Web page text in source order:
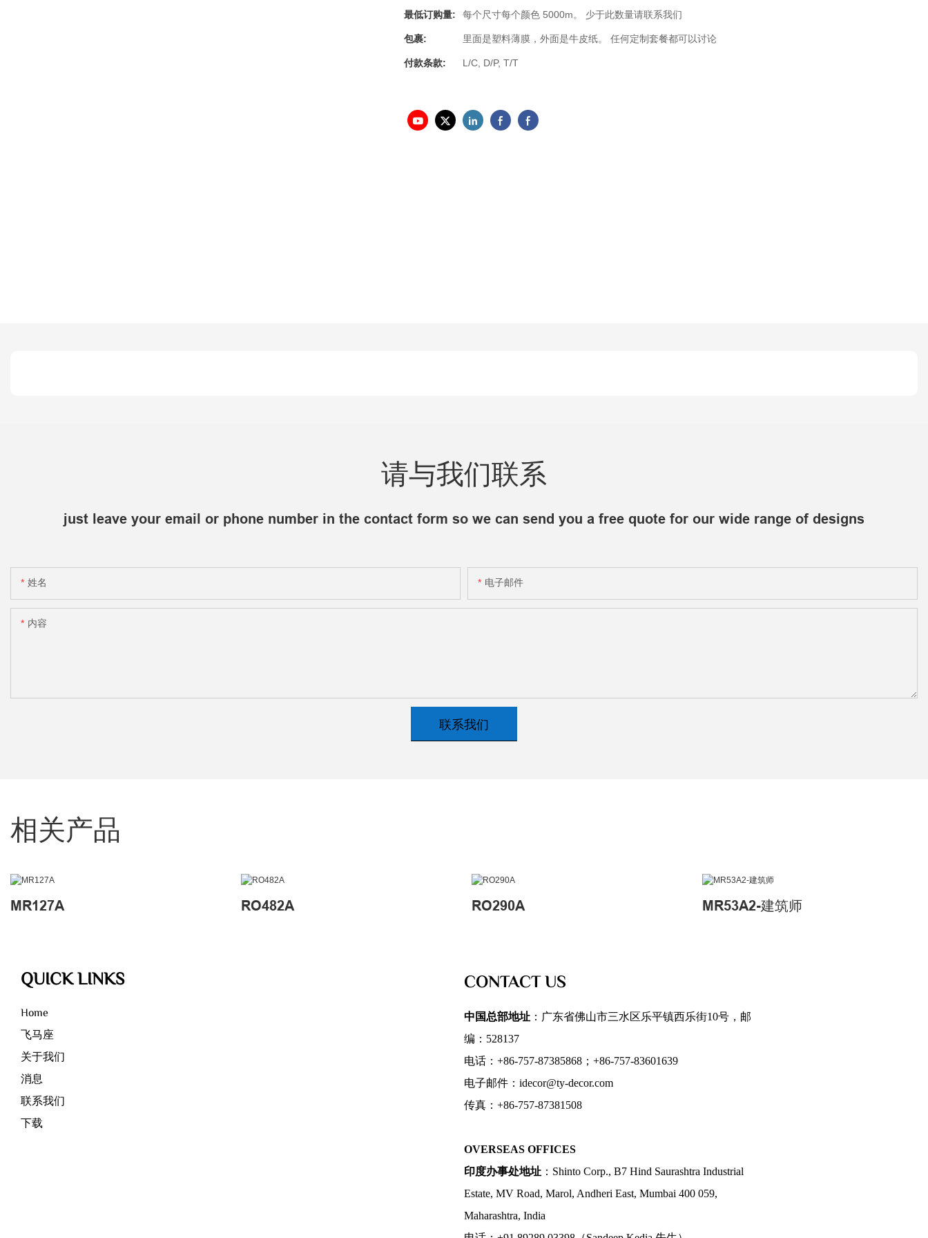
最低订购量: 每个尺寸每个颜色 5000m。 少于此数量请联系我们
包裹: 里面是塑料薄膜，外面是牛皮纸。 任何定制套餐都可以讨论
付款条款: L/C, D/P, T/T
请与我们联系
just leave your email or phone number in the contact form so we can send you a free quote for our wide range of designs
姓名 电子邮件
内容
联系我们
相关产品
MR127A RO482A RO290A MR53A2-建筑师
QUICK LINKS
Home
飞马座
关于我们
消息
联系我们
下载
CONTACT US
中国总部地址 ：广东省佛山市三水区乐平镇西乐街10号，邮
编：528137
电话：+86-757-87385868；+86-757-83601639
电子邮件：idecor@ty-decor.com
传真：+86-757-87381508
OVERSEAS OFFICES
印度办事处地址 ：Shinto Corp., B7 Hind Saurashtra Industrial
Estate, MV Road, Marol, Andheri East, Mumbai 400 059,
Maharashtra, India